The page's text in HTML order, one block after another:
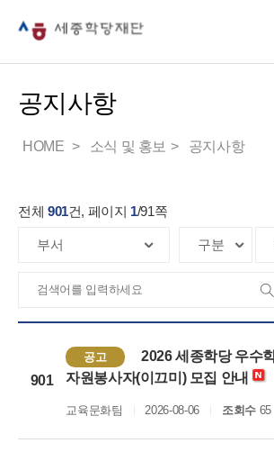
공지사항
HOME 소식 및 홍보 공지사항
전체 901건, 페이지 1/91쪽
901
공고
2026 세종학당 우수
자원봉사자(이끄미) 모집 안내
교육문화팀 2026-08-06 조회수65